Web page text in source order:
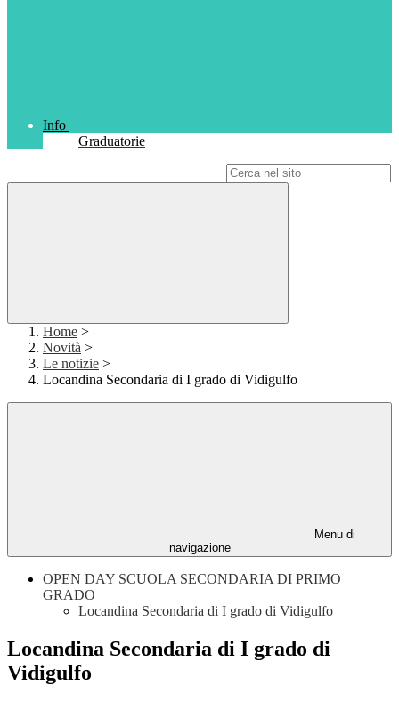
Info
Graduatorie
Home >
Novità >
Le notizie >
Locandina Secondaria di I grado di Vidigulfo
Menu di
navigazione
OPEN DAY SCUOLA SECONDARIA DI PRIMO
GRADO
Locandina Secondaria di I grado di Vidigulfo
Locandina Secondaria di I grado di
Vidigulfo